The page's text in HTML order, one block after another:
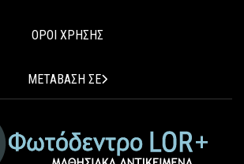
ΟΡΟΙ ΧΡΗΣΗΣ
ΜΕΤΑΒΑΣΗ ΣΕ